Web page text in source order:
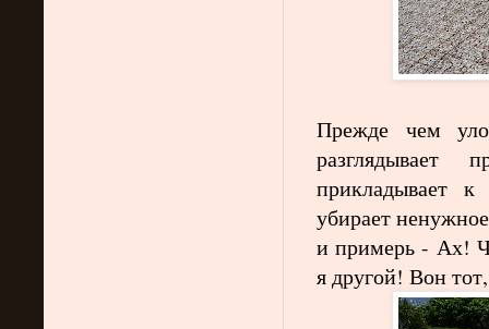
Прежде чем
разглядывает
прикладывает
убирает
и примерь - Ах!
я другой! Вон